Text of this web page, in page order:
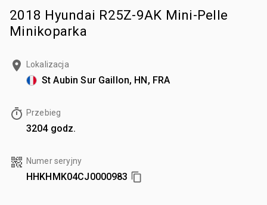
2018 Hyundai R25Z-9AK Mini-Pelle
Minikoparka
Lokalizacja
St Aubin Sur Gaillon, HN, FRA
Przebieg
3204 godz.
Numer seryjny
HHKHMK04CJ0000983